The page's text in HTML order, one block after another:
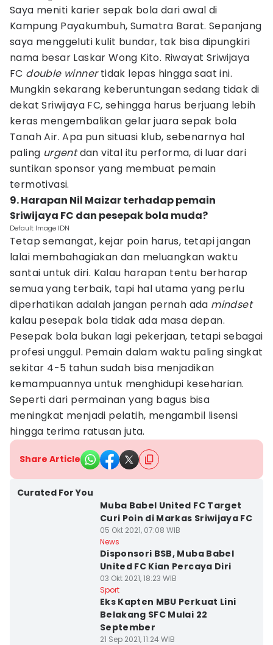
Saya meniti karier sepak bola dari awal di
Kampung Payakumbuh, Sumatra Barat. Sepanjang
saya menggeluti kulit bundar, tak bisa dipungkiri
nama besar Laskar Wong Kito. Riwayat Sriwijaya
FC double winnertidak lepas hingga saat ini.
Mungkin sekarang keberuntungan sedang tidak di
dekat Sriwijaya FC, sehingga harus berjuang lebih
keras mengembalikan gelar juara sepak bola
Tanah Air. Apa pun situasi klub, sebenarnya hal
paling urgentdan vital itu performa, di luar dari
suntikan sponsor yang membuat pemain
termotivasi.
9. Harapan Nil Maizar terhadap pemain
Sriwijaya FC dan pesepak bola muda?
Default Image IDN
Tetap semangat, kejar poin harus, tetapi jangan
lalai membahagiakan dan meluangkan waktu
santai untuk diri. Kalau harapan tentu berharap
semua yang terbaik, tapi hal utama yang perlu
diperhatikan adalah jangan pernah ada mindset
kalau pesepak bola tidak ada masa depan.
Pesepak bola bukan lagi pekerjaan, tetapi sebagai
profesi unggul. Pemain dalam waktu paling singkat
sekitar 4-5 tahun sudah bisa menjadikan
kemampuannya untuk menghidupi keseharian.
Seperti dari permainan yang bagus bisa
meningkat menjadi pelatih, mengambil lisensi
hingga terima ratusan juta.
Share Article
Curated For You
Muba Babel United FC Target
Curi Poin di Markas Sriwijaya FC
05 Okt 2021, 07:08 WIB
News
Disponsori BSB, Muba Babel
United FC Kian Percaya Diri
03 Okt 2021, 18:23 WIB
Sport
Eks Kapten MBU Perkuat Lini
Belakang SFC Mulai 22
September
21 Sep 2021, 11:24 WIB